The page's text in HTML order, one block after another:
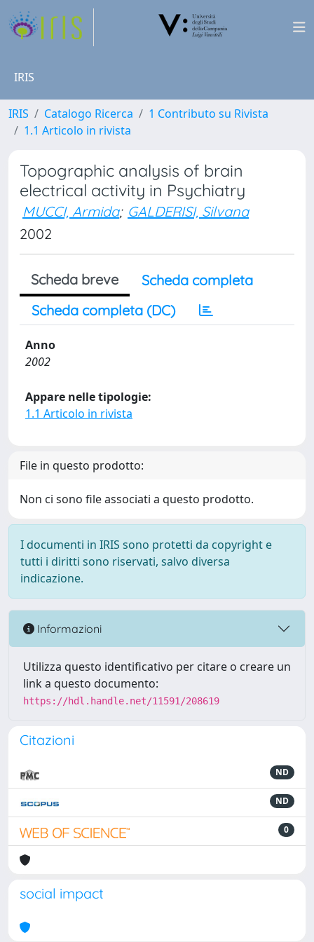
IRIS
IRIS Catalogo Ricerca
1 Contributo su Rivista
1.1 Articolo in rivista
Topographic analysis of brain
electrical activity in Psychiatry
MUCCI, Armida; GALDERISI, Silvana
2002
Scheda breve
Scheda completa
Scheda completa (DC)
Anno
2002
Appare nelle tipologie:
1.1 Articolo in rivista
File in questo prodotto:
Non ci sono file associati a questo prodotto.
I documenti in IRIS sono protetti da copyright e
tutti i diritti sono riservati, salvo diversa
indicazione.
Informazioni
Utilizza questo identificativo per citare o creare un
link a questo documento:
https://hdl.handle.net/11591/208619
Citazioni
ND
ND
0
social impact